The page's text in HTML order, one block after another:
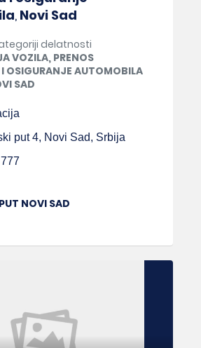
, Novi Sad
delatnosti
VOZILA, PRENOS
OSIGURANJE AUTOMOBILA
SAD
put 4, Novi Sad, Srbija
NOVI SAD